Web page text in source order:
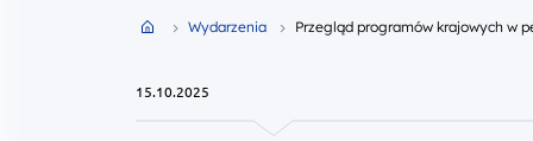
Przejdź do strony głównej portalu
Wydarzenia Przegląd programów krajowych w
15.10.2025